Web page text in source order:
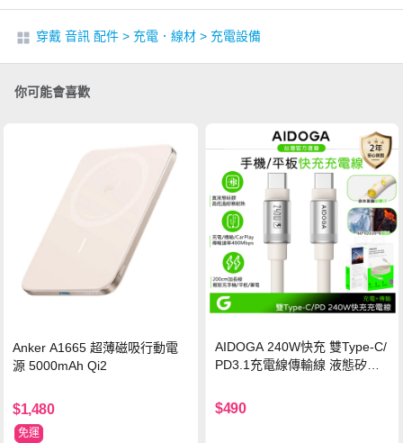
穿戴 音訊 配件 > 充電．線材 > 充電設備
你可能會喜歡
Anker A1665 超薄磁吸行動電
源 5000mAh Qi2
$1,480
免運
AIDOGA 240W快充 雙Type-C/
PD3.1充電線傳輸線 液態矽膠
機/平板/筆電
$490